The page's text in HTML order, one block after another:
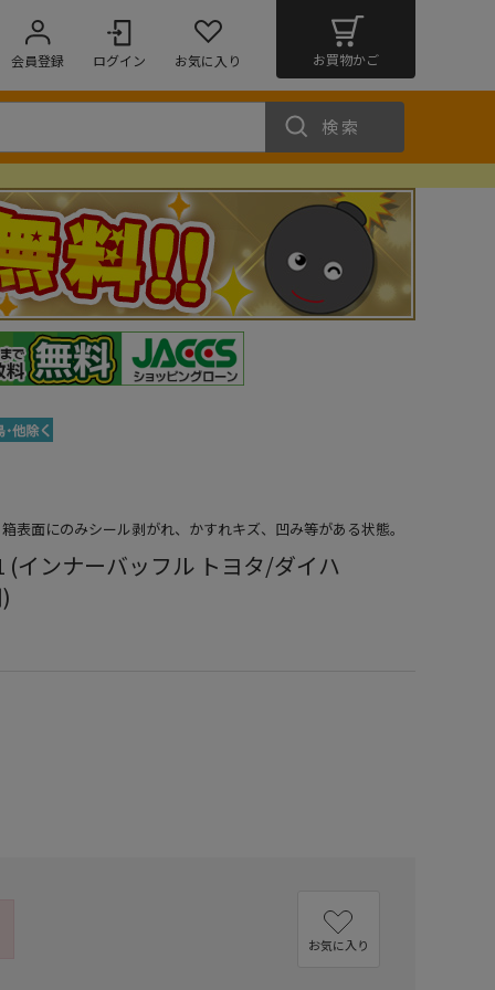
会員登録 ログイン お気に入り お買物かご
検索
表面にのみシール剥がれ、かすれキズ、凹み等がある状態。
インナーバッフル トヨタ/ダイハ
お気に入り